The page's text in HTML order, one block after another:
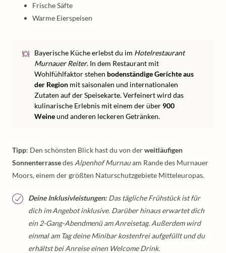
Frische Säfte
Warme Eierspeisen
Bayerische Küche erlebst du im Hotelrestaurant
Murnauer Reiter. In dem Restaurant mit
Wohlfühlfaktor stehen bodenständige Gerichte aus
der Region mit saisonalen und internationalen
Zutaten auf der Speisekarte. Verfeinert wird das
kulinarische Erlebnis mit einem der über 900
Weineund anderen leckeren Getränken.
Tipp: Den schönsten Blick hast du von derweitläufigen
Sonnenterrassedes Alpenhof Murnauam Rande des Murnauer
Moors, einem der größten Naturschutzgebiete Mitteleuropas.
Deine Inklusivleistungen:Das tägliche Frühstück ist für
dich im Angebot inklusive. Darüber hinaus erwartet dich
ein 2-Gang-Abendmenü am Anreisetag. Außerdem wird
einmal am Tag deine Minibar kostenfrei aufgefüllt und du
erhältst bei Anreise einen Welcome Drink.